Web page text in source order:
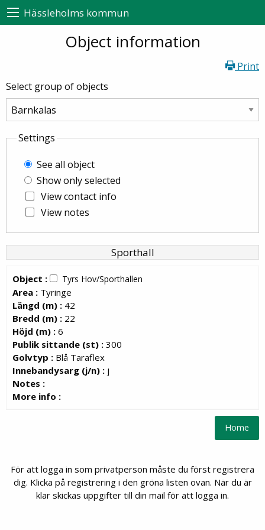
Hässleholms kommun
Object information
Print
Select group of objects
Settings
See all object
Show only selected
View contact info
View notes
Sporthall
Object : Tyrs Hov/Sporthallen
Area : Tyringe
Längd (m) : 42
Bredd (m) : 22
Höjd (m) : 6
Publik sittande (st) : 300
Golvtyp : Blå Taraflex
Innebandysarg (j/n) : j
Notes :
More info :
För att logga in som privatperson måste du först registrera
dig. Klicka på registrering i den gröna listen ovan. När du är
klar skickas uppgifter till din mail för att logga in.